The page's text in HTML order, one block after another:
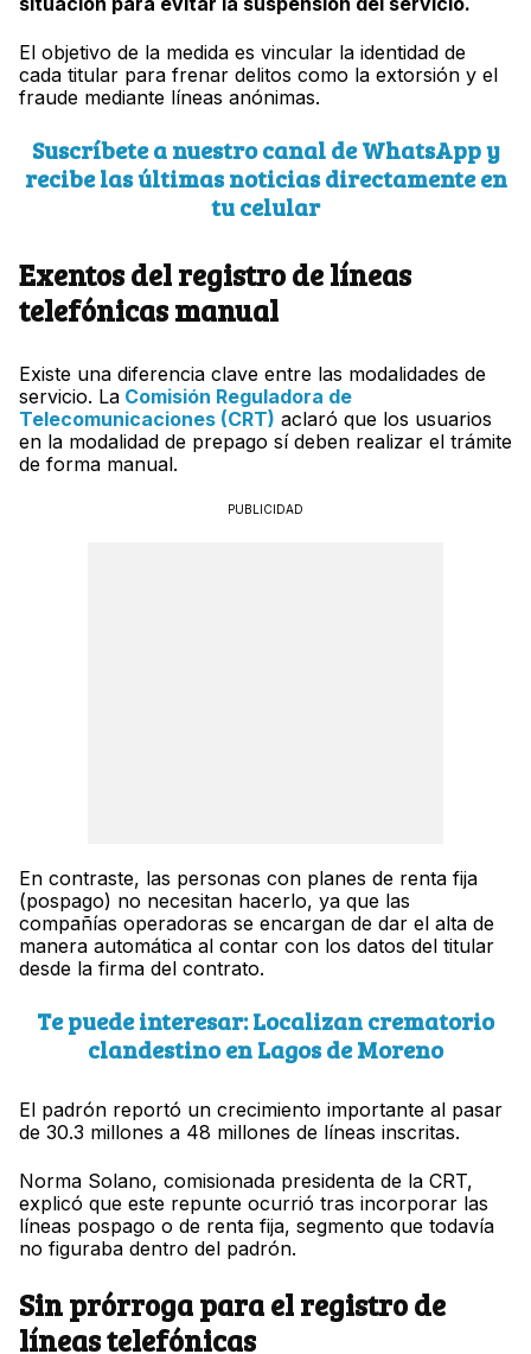
El objetivo de la medida es vincular la identidad de
cada titular para frenar delitos como la extorsión y el
fraude mediante líneas anónimas.
Suscríbete a nuestro canal de WhatsApp y
recibe las últimas noticias directamente en
tu celular
Exentos del registro de líneas
telefónicas manual
Existe una diferencia clave entre las modalidades de
servicio. La Comisión Reguladora de
Telecomunicaciones (CRT) aclaró que los usuarios
en la modalidad de prepago sí deben realizar el trámite
de forma manual.
PUBLICIDAD
En contraste, las personas con planes de renta fija
(pospago) no necesitan hacerlo, ya que las
compañías operadoras se encargan de dar el alta de
manera automática al contar con los datos del titular
desde la firma del contrato.
Te puede interesar: Localizan crematorio
clandestino en Lagos de Moreno
El padrón reportó un crecimiento importante al pasar
de 30.3 millones a 48 millones de líneas inscritas.
Norma Solano, comisionada presidenta de la CRT,
explicó que este repunte ocurrió tras incorporar las
líneas pospago o de renta fija, segmento que todavía
no figuraba dentro del padrón.
Sin prórroga para el registro de
líneas telefónicas